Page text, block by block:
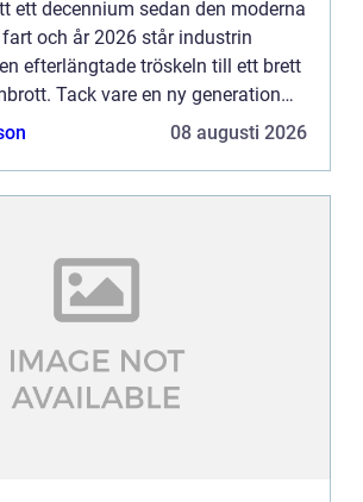
ett decennium sedan den moderna
och år 2026 står industrin
efterlängtade tröskeln till ett brett
Tack vare en ny generation
08 augusti 2026